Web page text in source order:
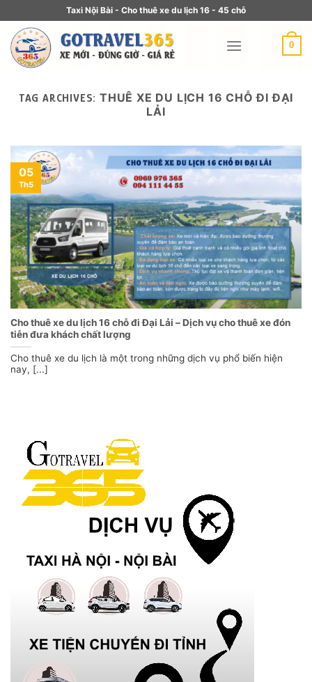
Taxi Nội Bài - Cho thuê xe du lịch 16 - 45 chỗ
0
TAG ARCHIVES: THUÊ XE DU LỊCH 16 CHỖ ĐI ĐẠI
LẢI
Cho thuê xe du lịch 16 chỗ đi Đại Lải – Dịch vụ cho thuê xe đón
tiễn đưa khách chất lượng
Cho thuê xe du lịch là một trong những dịch vụ phổ biến hiện
nay, [...]
05
Th5